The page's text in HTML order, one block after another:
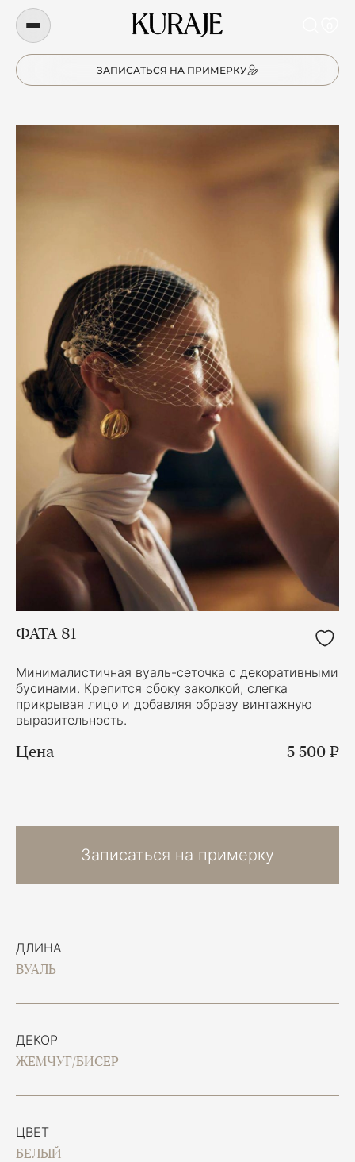
ЗАПИСАТЬСЯ НА ПРИМЕРКУ
ДЛИНА
ВУАЛЬ
ДЕКОР
ЖЕМЧУГ/БИСЕР
ЦВЕТ
БЕЛЫЙ
ФАТА 81
Минималистичная вуаль-сеточка с декоративными
бусинами. Крепится сбоку заколкой, слегка
прикрывая лицо и добавляя образу винтажную
выразительность.
Цена 5 500 ₽
Записаться на примерку